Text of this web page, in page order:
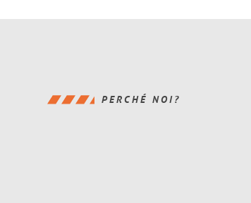
PERCHÉ NOI?